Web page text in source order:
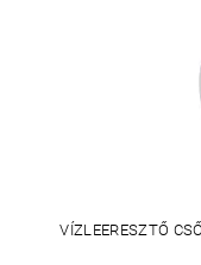
VÍZLEERESZTŐ